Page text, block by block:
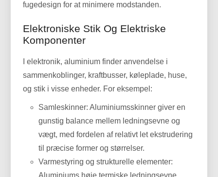
fugedesign for at minimere modstanden.
Elektroniske Stik Og Elektriske
Komponenter
I elektronik, aluminium finder anvendelse i
sammenkoblinger, kraftbusser, køleplade, huse,
og stik i visse enheder. For eksempel:
Samleskinner: Aluminiumsskinner giver en
gunstig balance mellem ledningsevne og
vægt, med fordelen af ​​relativt let ekstrudering
til præcise former og størrelser.
Varmestyring og strukturelle elementer: